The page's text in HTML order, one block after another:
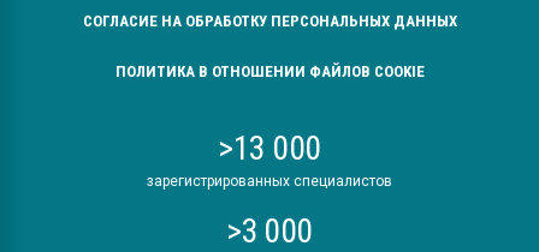
СОГЛАСИЕ НА ОБРАБОТКУ ПЕРСОНАЛЬНЫХ ДАННЫХ
ПОЛИТИКА В ОТНОШЕНИИ ФАЙЛОВ COOKIE
>13 000
зарегистрированных специалистов
>3 000